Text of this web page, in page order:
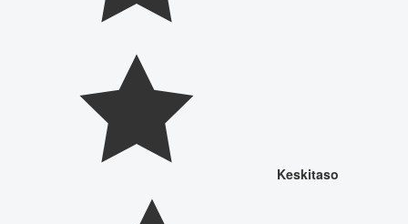
Keskitaso